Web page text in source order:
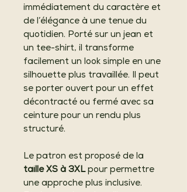
immédiatement du caractère et
de l’élégance à une tenue du
quotidien. Porté sur un jean et
un tee-shirt, il transforme
facilement un look simple en une
silhouette plus travaillée. Il peut
se porter ouvert pour un effet
décontracté ou fermé avec sa
ceinture pour un rendu plus
structuré.
Le patron est proposé de la
taille XS à 3XLpour permettre
une approche plus inclusive.